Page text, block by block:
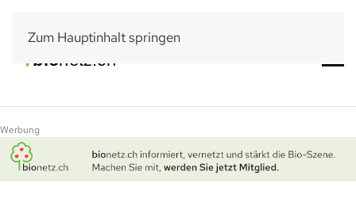
Zum Hauptinhalt springen
Werbung